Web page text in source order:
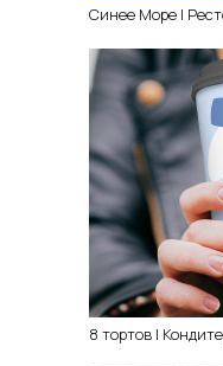
Синее Море |
8 тортов |